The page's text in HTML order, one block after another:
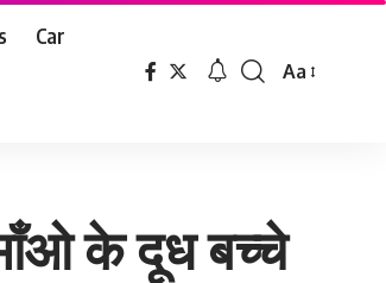
Car
Font
Aa
के दूध बच्चे